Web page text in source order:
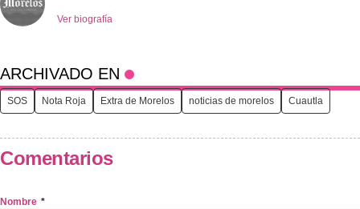
Ver biografía
ARCHIVADO EN
SOS Nota Roja Extra de Morelos noticias de morelos Cuautla
Comentarios
Nombre *